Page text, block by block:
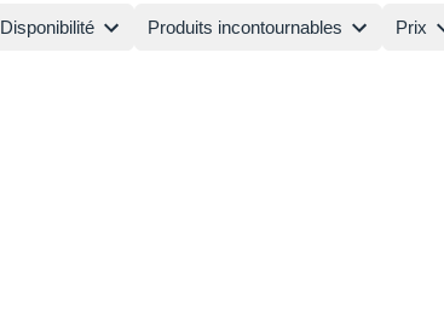
Disponibilité Produits incontournables Prix